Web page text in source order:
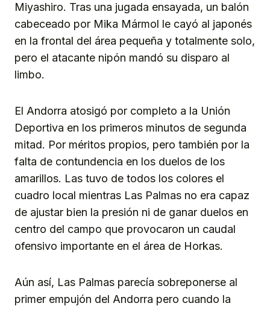
Miyashiro. Tras una jugada ensayada, un balón
cabeceado por Mika Mármol le cayó al japonés
en la frontal del área pequeña y totalmente solo,
pero el atacante nipón mandó su disparo al
limbo.
El Andorra atosigó por completo a la Unión
Deportiva en los primeros minutos de segunda
mitad. Por méritos propios, pero también por la
falta de contundencia en los duelos de los
amarillos. Las tuvo de todos los colores el
cuadro local mientras Las Palmas no era capaz
de ajustar bien la presión ni de ganar duelos en
centro del campo que provocaron un caudal
ofensivo importante en el área de Horkas.
Aún así, Las Palmas parecía sobreponerse al
primer empujón del Andorra pero cuando la